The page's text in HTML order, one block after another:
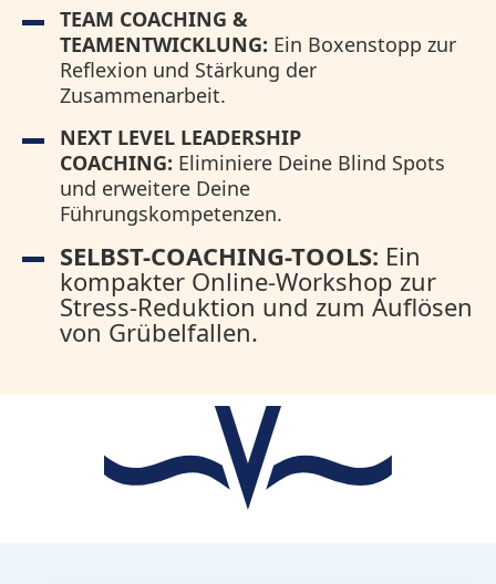
TEAM COACHING &
TEAMENTWICKLUNG: Ein Boxenstopp zur
Reflexion und Stärkung der
Zusammenarbeit.
NEXT LEVEL LEADERSHIP
COACHING: Eliminiere Deine Blind Spots
und erweitere Deine
Führungskompetenzen.
SELBST-COACHING-TOOLS: Ein
kompakter Online-Workshop zur
Stress-Reduktion und zum Auflösen
von Grübelfallen.